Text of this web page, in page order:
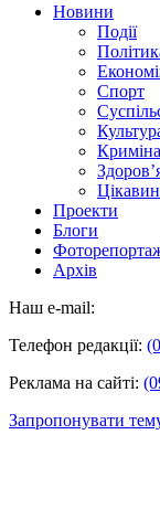
Новини
Події
Спорт
Проекти
Блоги
Архів
Наш e-mail:
Телефон редакції:
Реклама на сайті:
Запропонувати